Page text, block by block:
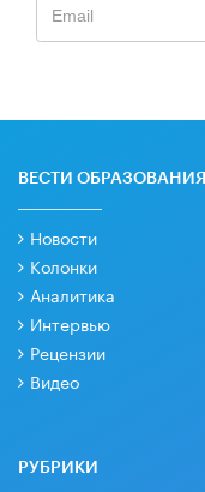
ВЕСТИ ОБРАЗОВАНИЯ
Новости
Колонки
Аналитика
Интервью
Рецензии
Видео
РУБРИКИ